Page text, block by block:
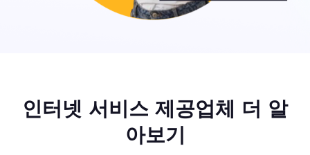
인터넷 서비스 제공업체 더 알
아보기